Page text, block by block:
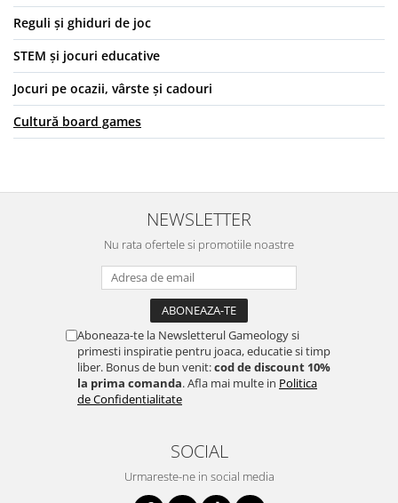
Reguli și ghiduri de joc
STEM și jocuri educative
Jocuri pe ocazii, vârste și cadouri
Cultură board games
NEWSLETTER
Nu rata ofertele si promotiile noastre
Aboneaza-te la Newsletterul Gameology si
primesti inspiratie pentru joaca, educatie si timp
liber. Bonus de bun venit:cod de discount 10%
la prima comanda. Afla mai multe in Politica
de Confidentialitate
SOCIAL
Urmareste-ne in social media